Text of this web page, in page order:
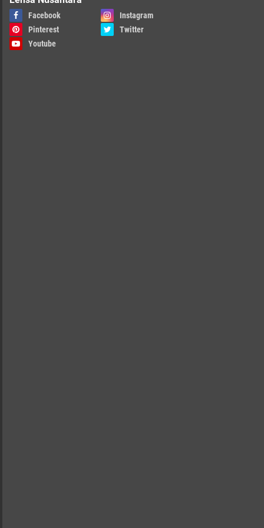
Facebook
Instagram
Pinterest
Twitter
Youtube